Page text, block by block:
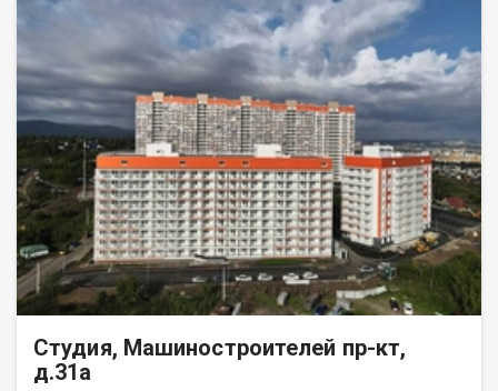
Инфраструктура: Удачное расположение дома, в шаговой
доступности школа № 148 и детский сад, остановки
общественного транспорта и все необходимое для
комфортного проживания. Условия продажи: Документы
проверены и готовы к сделке! Показ по договоренности.
Студия, Машиностроителей пр-кт,
д.31а